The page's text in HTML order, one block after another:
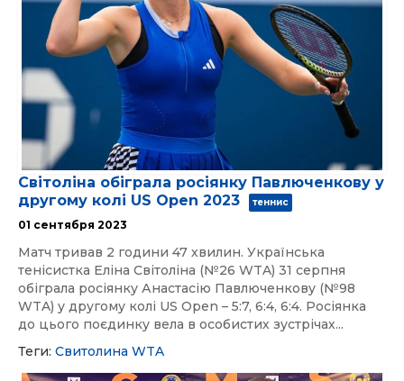
Світоліна обіграла росіянку Павлюченкову у
другому колі US Open 2023
теннис
01 сентября 2023
Матч тривав 2 години 47 хвилин. Українська
тенісистка Еліна Світоліна (№26 WTA) 31 серпня
обіграла росіянку Анастасію Павлюченкову (№98
WTA) у другому колі US Open – 5:7, 6:4, 6:4. Росіянка
до цього поєдинку вела в особистих зустрічах...
Теги: Свитолина WTA